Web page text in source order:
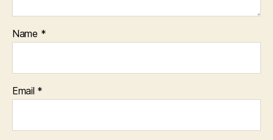
Name *
Email *